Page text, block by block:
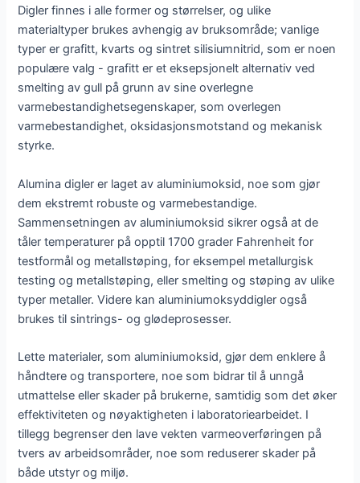
Digler finnes i alle former og størrelser, og ulike
materialtyper brukes avhengig av bruksområde; vanlige
typer er grafitt, kvarts og sintret silisiumnitrid, som er noen
populære valg - grafitt er et eksepsjonelt alternativ ved
smelting av gull på grunn av sine overlegne
varmebestandighetsegenskaper, som overlegen
varmebestandighet, oksidasjonsmotstand og mekanisk
styrke.
Alumina digler er laget av aluminiumoksid, noe som gjør
dem ekstremt robuste og varmebestandige.
Sammensetningen av aluminiumoksid sikrer også at de
tåler temperaturer på opptil 1700 grader Fahrenheit for
testformål og metallstøping, for eksempel metallurgisk
testing og metallstøping, eller smelting og støping av ulike
typer metaller. Videre kan aluminiumoksyddigler også
brukes til sintrings- og glødeprosesser.
Lette materialer, som aluminiumoksid, gjør dem enklere å
håndtere og transportere, noe som bidrar til å unngå
utmattelse eller skader på brukerne, samtidig som det øker
effektiviteten og nøyaktigheten i laboratoriearbeidet. I
tillegg begrenser den lave vekten varmeoverføringen på
tvers av arbeidsområder, noe som reduserer skader på
både utstyr og miljø.